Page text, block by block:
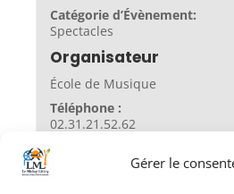
Gérer le
Catégorie d’Évènement:
Spectacles
Organisateur
École de Musique
Téléphone :
02.31.21.52.62